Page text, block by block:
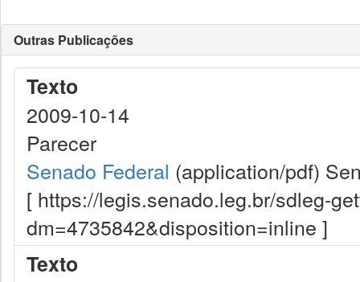
Outras Publicações
Texto
2009-10-14
Parecer
Senado Federal (application/pdf)
[ https://legis.senado.leg.br/sdleg-
dm=4735842&disposition=inline ]
Texto